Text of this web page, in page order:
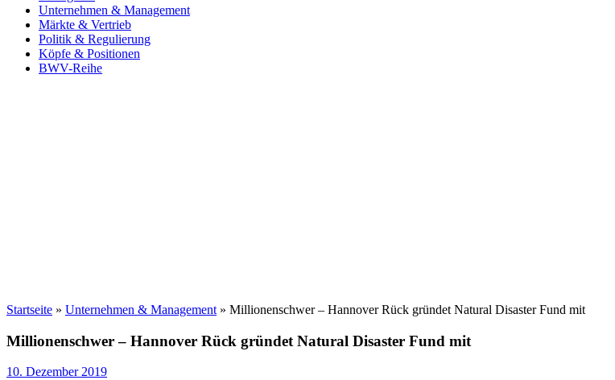
Unternehmen & Management
Märkte & Vertrieb
Politik & Regulierung
Köpfe & Positionen
BWV-Reihe
Startseite » Unternehmen & Management » Millionenschwer – Hannover Rück gründet Natural Disaster Fund mit
Millionenschwer – Hannover Rück gründet Natural Disaster Fund mit
10. Dezember 2019